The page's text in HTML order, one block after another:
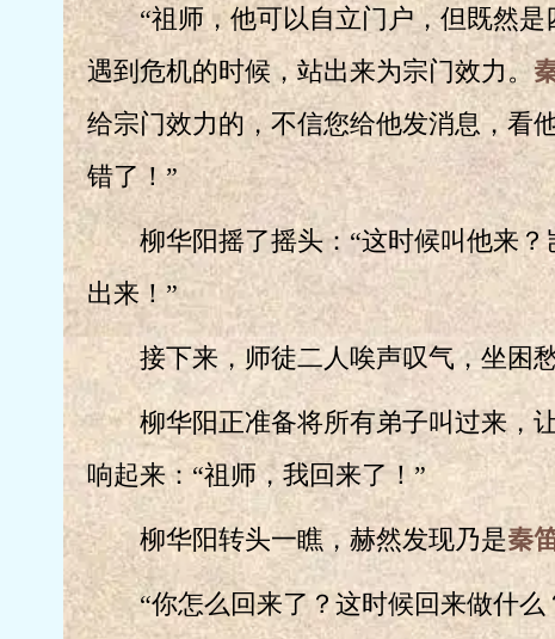
“祖师，他可以自立门户，但既然是
遇到危机的时候，站出来为宗门效力。
给宗门效力的，不信您给他发消息，看
错了！”
柳华阳摇了摇头：“这时候叫他来？
出来！”
接下来，师徒二人唉声叹气，坐困愁
柳华阳正准备将所有弟子叫过来，让
响起来：“祖师，我回来了！”
柳华阳转头一瞧，赫然发现乃是秦
“你怎么回来了？这时候回来做什么